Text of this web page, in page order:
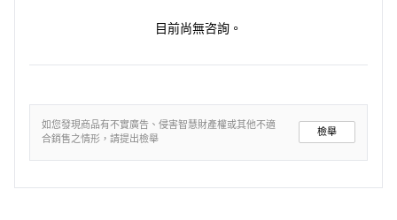
目前尚無咨詢。
如您發現商品有不實廣告、侵害智慧財產權或其他不適
合銷售之情形，請提出檢舉
檢舉